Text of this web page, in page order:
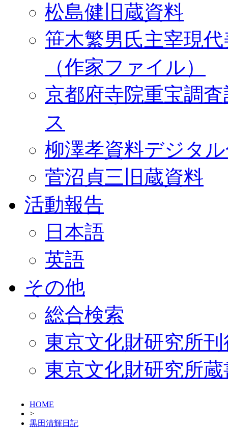
松島健旧蔵資料
笹木繁男氏主宰現
（作家ファイル）
京都府寺院重宝調
ス
柳澤孝資料デジタ
菅沼貞三旧蔵資料
活動報告
日本語
英語
その他
総合検索
東京文化財研究所
東京文化財研究所
HOME
>
黒田清輝日記